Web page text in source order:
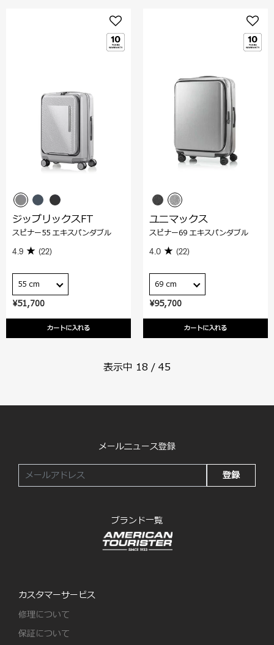
¥51,700
カートに入れる
ジップリックスFT
スピナー55 エキスパンダブル
4.9 (22)
55 cm
¥95,700
カートに入れる
ユニマックス
スピナー69 エキスパンダブル
4.0 (22)
69 cm
表示中 18 / 45
メールニュース登録
登録
ブランド一覧
カスタマーサービス
修理について
保証について